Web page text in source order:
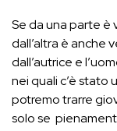
Se da una parte è
dall’altra è anche
dall’autrice e
nei quali c’è stato
potremo trarre
solo se